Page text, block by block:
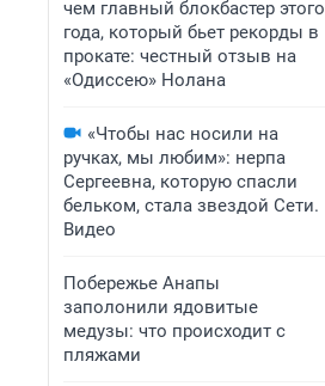
чем главный блокбастер этого
года, который бьет рекорды в
прокате: честный отзыв на
«Одиссею» Нолана
«Чтобы нас носили на
ручках, мы любим»: нерпа
Сергеевна, которую спасли
бельком, стала звездой Сети.
Видео
Побережье Анапы
заполонили ядовитые
медузы: что происходит с
пляжами